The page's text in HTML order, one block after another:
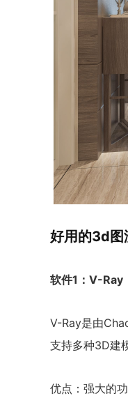
好用的3d图
软件1：V-Ray
V-Ray是由
支持多种3D建
优点：强大的